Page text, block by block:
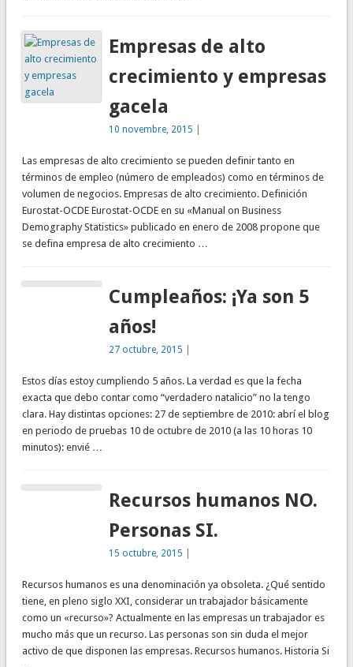
Empresas de alto
crecimiento y empresas
gacela
10 novembre, 2015
Las empresas de alto crecimiento se pueden definir tanto en
términos de empleo (número de empleados) como en términos de
volumen de negocios. Empresas de alto crecimiento. Definición
Eurostat-OCDE Eurostat-OCDE en su «Manual on Business
Demography Statistics» publicado en enero de 2008 propone que
se defina empresa de alto crecimiento …
Cumpleaños: ¡Ya son 5
años!
27 octubre, 2015
Estos días estoy cumpliendo 5 años. La verdad es que la fecha
exacta que debo contar como “verdadero natalicio” no la tengo
clara. Hay distintas opciones: 27 de septiembre de 2010: abrí el blog
en periodo de pruebas 10 de octubre de 2010 (a las 10 horas 10
minutos): envié …
Recursos humanos NO.
Personas SI.
15 octubre, 2015
Recursos humanos es una denominación ya obsoleta. ¿Qué sentido
tiene, en pleno siglo XXI, considerar un trabajador básicamente
como un «recurso»? Actualmente en las empresas un trabajador es
mucho más que un recurso. Las personas son sin duda el mejor
activo de que disponen las empresas. Recursos humanos. Historia Si